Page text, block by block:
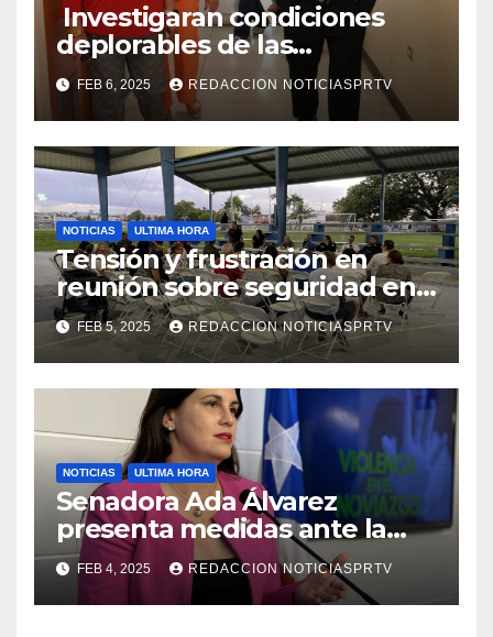
Investigaran condiciones
deplorables de las
facilidades el Departamento
de la Salud en Mayagüez
FEB 6, 2025 REDACCION NOTICIASPRTV
NOTICIAS ULTIMA HORA
Tensión y frustración en
reunión sobre seguridad en
Reparto Metropolitano
FEB 5, 2025 REDACCION NOTICIASPRTV
NOTICIAS ULTIMA HORA
Senadora Ada Álvarez
presenta medidas ante la
violencia en el noviazgo
FEB 4, 2025 REDACCION NOTICIASPRTV